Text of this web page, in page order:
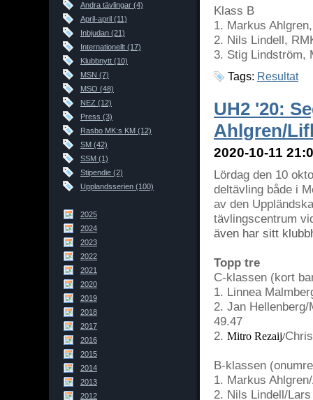
Andra tävlingar (4)
April-april (11)
Inbjudan (21)
Internationellt (17)
Klubbnytt (10)
MSN (7)
MSO (48)
NEZ (12)
Press (3)
Rasbo MK:s KM (12)
SM (42)
SSM (1)
Stipendie (2)
Upplandsserien (100)
2025
2024
2023
2022
2021
2020
2019
2018
2017
2016
2015
2014
2013
2012
Klass B
1. Markus
2. Nils Lindell,
3. Stig Lindström,
Tags: Resultat
UH2 '20:
Ahlgren/
2020-10-11
Lördag den 10
deltävling både i
av den
tävlingscentrum
även har sitt
Topp tre
C-klassen (kort
1. Linnea
2. Jan
49.47
2. Mitro Rezaij/
B-klassen
1. Markus
2. Nils Lindell/